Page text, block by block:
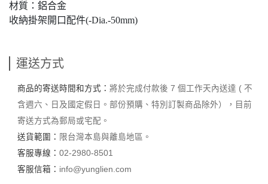
材質：鋁合金
收納掛架開口配件(-Dia.-50mm)
運送方式
商品的寄送時間和方式： 將於完成付款後 7 個工作天內送達 ( 不
含週六、日及國定假日。部份預購、特別訂製商品除外），目前
寄送方式為郵局或宅配。
送貨範圍： 限台灣本島與離島地區。
客服專線： 02-2980-8501
客服信箱： info@yunglien.com